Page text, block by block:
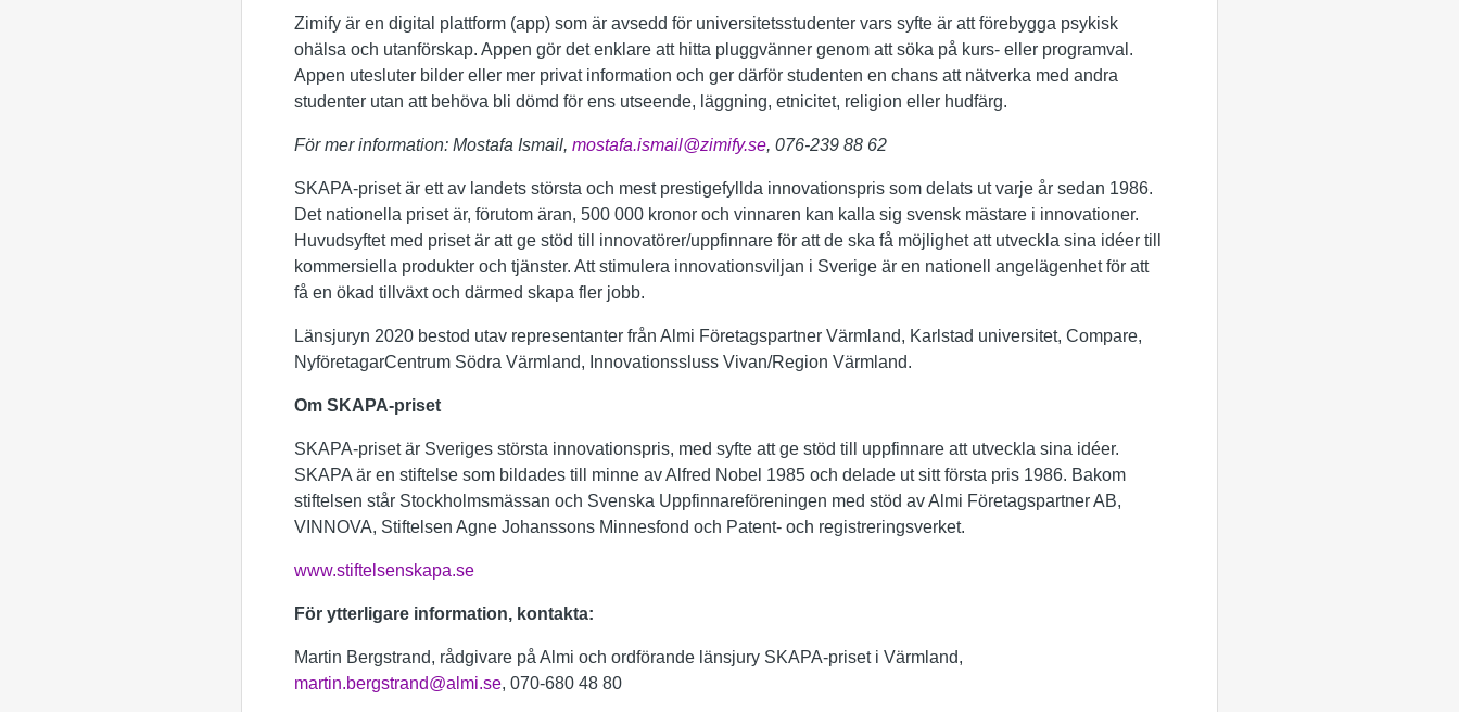
Zimify är en digital plattform (app) som är avsedd för universitetsstudenter vars syfte är att förebygga psykisk
ohälsa och utanförskap. Appen gör det enklare att hitta pluggvänner genom att söka på kurs- eller programval.
Appen utesluter bilder eller mer privat information och ger därför studenten en chans att nätverka med andra
studenter utan att behöva bli dömd för ens utseende, läggning, etnicitet, religion eller hudfärg.
För mer information: Mostafa Ismail, mostafa.ismail@zimify.se, 076-239 88 62
SKAPA-priset är ett av landets största och mest prestigefyllda innovationspris som delats ut varje år sedan 1986.
Det nationella priset är, förutom äran, 500 000 kronor och vinnaren kan kalla sig svensk mästare i innovationer.
Huvudsyftet med priset är att ge stöd till innovatörer/uppfinnare för att de ska få möjlighet att utveckla sina idéer till
kommersiella produkter och tjänster. Att stimulera innovationsviljan i Sverige är en nationell angelägenhet för att
få en ökad tillväxt och därmed skapa fler jobb.
Länsjuryn 2020 bestod utav representanter från Almi Företagspartner Värmland, Karlstad universitet, Compare,
NyföretagarCentrum Södra Värmland, Innovationssluss Vivan/Region Värmland.
Om SKAPA-priset
SKAPA-priset är Sveriges största innovationspris, med syfte att ge stöd till uppfinnare att utveckla sina idéer.
SKAPA är en stiftelse som bildades till minne av Alfred Nobel 1985 och delade ut sitt första pris 1986. Bakom
stiftelsen står Stockholmsmässan och Svenska Uppfinnareföreningen med stöd av Almi Företagspartner AB,
VINNOVA, Stiftelsen Agne Johanssons Minnesfond och Patent- och registreringsverket.
www.stiftelsenskapa.se
För ytterligare information, kontakta:
Martin Bergstrand, rådgivare på Almi och ordförande länsjury SKAPA-priset i Värmland,
martin.bergstrand@almi.se, 070-680 48 80